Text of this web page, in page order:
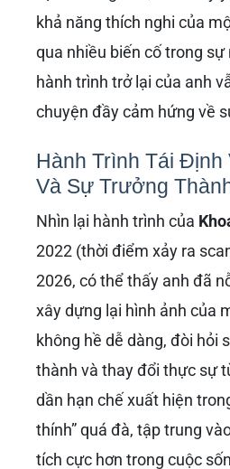
khả năng thích nghi của
qua nhiều biến cố trong
hành trình trở lại của anh
chuyện đầy cảm hứng về
Hành Trình Tái Định
Và Sự Trưởng
Nhìn lại hành trình của
2022 (thời điểm xảy ra
2026, có thể thấy anh đã
xây dựng lại hình ảnh của
không hề dễ dàng, đòi hỏi
thành và thay đổi thực sự
dần hạn chế xuất hiện
thính” quá đà, tập trung
tích cực hơn trong cuộc